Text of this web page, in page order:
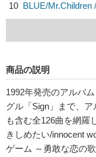
10 BLUE/Mr.Children
商品の説明
1992年発売のアルバ
グル「Sign」まで、
も含む全126曲を網羅
きしめたい/innocent
ゲーム ～勇敢な恋の